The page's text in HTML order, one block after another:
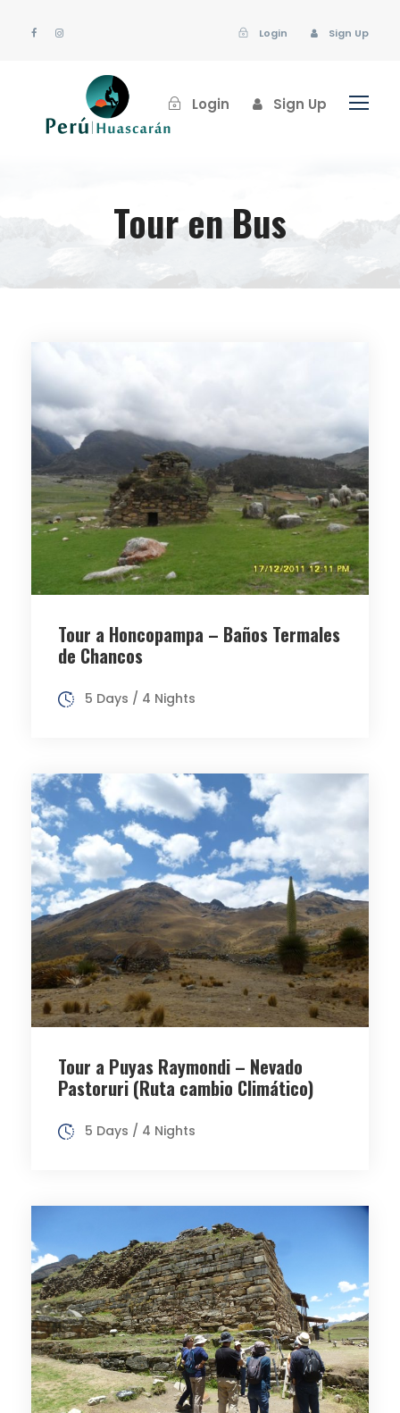
Login Sign Up
Login Sign Up
Tour en Bus
Tour a Honcopampa – Baños Termales
de Chancos
5 Days / 4 Nights
Tour a Puyas Raymondi – Nevado
Pastoruri (Ruta cambio Climático)
5 Days / 4 Nights